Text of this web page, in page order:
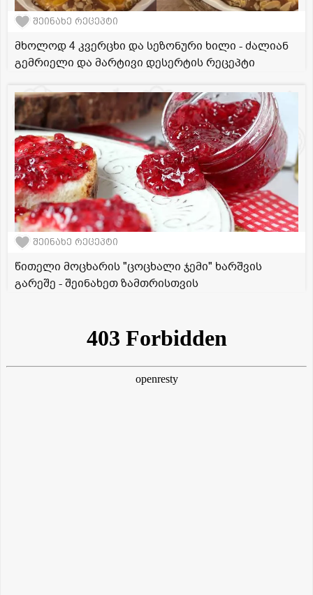
შეინახე რეცეპტი
მხოლოდ 4 კვერცხი და სეზონური ხილი - ძალიან
გემრიელი და მარტივი დესერტის რეცეპტი
შეინახე რეცეპტი
წითელი მოცხარის "ცოცხალი ჯემი" ხარშვის
გარეშე - შეინახეთ ზამთრისთვის